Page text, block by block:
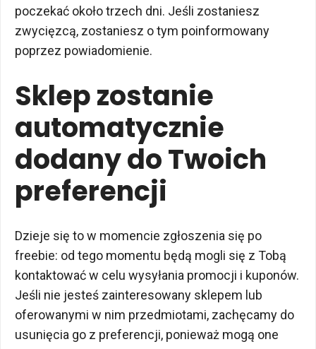
poczekać około trzech dni. Jeśli zostaniesz
zwycięzcą, zostaniesz o tym poinformowany
poprzez powiadomienie.
Sklep zostanie
automatycznie
dodany do Twoich
preferencji
Dzieje się to w momencie zgłoszenia się po
freebie: od tego momentu będą mogli się z Tobą
kontaktować w celu wysyłania promocji i kuponów.
Jeśli nie jesteś zainteresowany sklepem lub
oferowanymi w nim przedmiotami, zachęcamy do
usunięcia go z preferencji, ponieważ mogą one